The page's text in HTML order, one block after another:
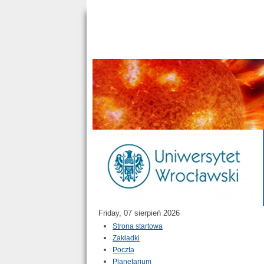
Friday, 07 sierpień 2026
Strona startowa
Zakładki
Poczta
Planetarium